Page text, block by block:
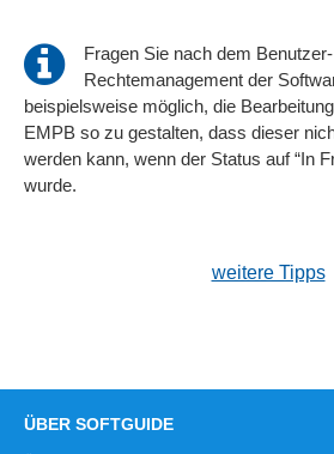
Fragen Sie nach dem
Rechtemanagement der
beispielsweise möglich, die
EMPB so zu gestalten, dass dieser
werden kann, wenn der Status auf “In
wurde.
weitere Tipps
ÜBER SOFTGUIDE